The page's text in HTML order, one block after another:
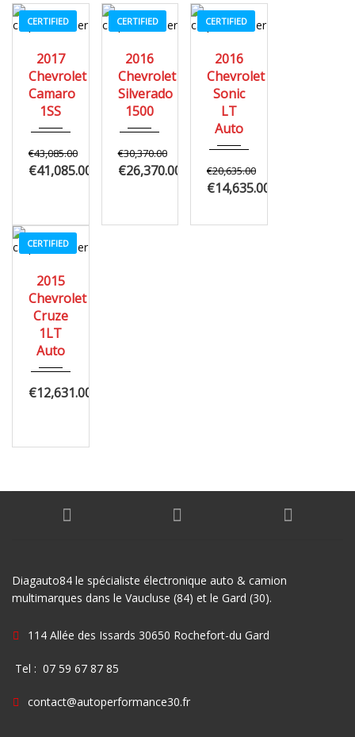
CERTIFIED
Z0481
3
2017
Chevrolet
Camaro
1SS
€43,085.00
€41,085.00
CERTIFIED
Autom...
3
2016
Chevrolet
Silverado
1500
€30,370.00
€26,370.00
CERTIFIED
Autom...
3
2016
Chevrolet
Sonic
LT
Auto
€20,635.00
€14,635.00
CERTIFIED
Autom...
20662
2015
Chevrolet
Cruze
1LT
Auto
€12,631.00
Diagauto84 le spécialiste électronique auto & camion
multimarques dans le Vaucluse (84) et le Gard (30).
114 Allée des Issards 30650 Rochefort-du Gard
Tel : 07 59 67 87 85
contact@autoperformance30.fr